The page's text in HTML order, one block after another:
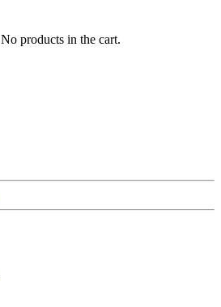
No products in the cart.